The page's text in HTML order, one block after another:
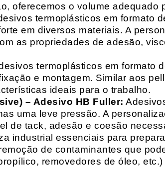
oferecemos o volume
termoplásticos em formato
em diversos materiais. A
as propriedades de adesão,
termoplásticos em formato
e montagem. Similar aos
ideais para o trabalho.
– Adesivo HB Fuller:
uma leve pressão. A
de tack, adesão e coesão
industrial essenciais para
de contaminantes que
removedores de óleo,